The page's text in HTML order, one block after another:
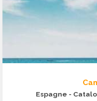
Espagne -